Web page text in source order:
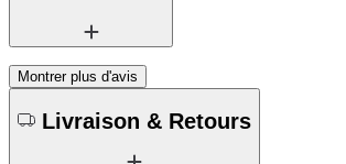
Montrer plus d'avis
Livraison & Retours